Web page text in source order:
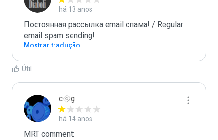
há 13 anos
Постоянная рассылка email спама! / Regular
email spam sending!
Mostrar tradução
Útil
c۞g
há 14 anos
MRT comment: